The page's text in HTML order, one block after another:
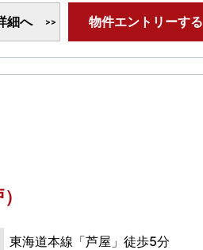
細へ 物件エントリーする
東海道本線「芦屋」徒歩5分